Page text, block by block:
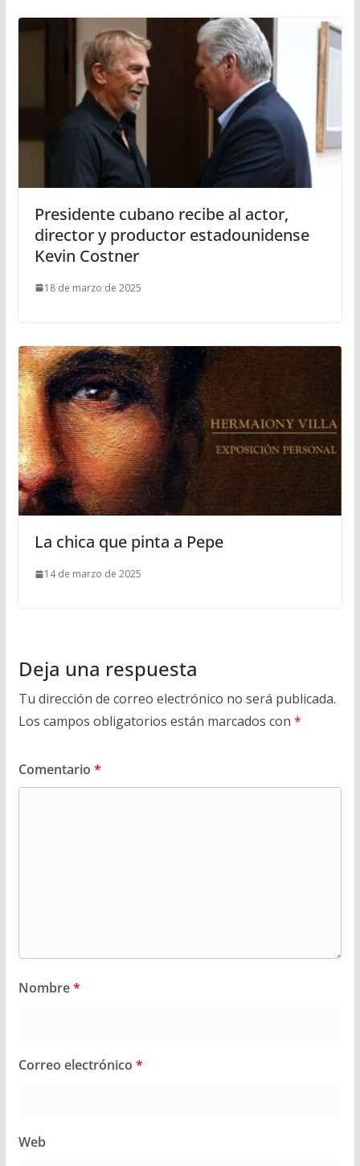
Presidente cubano recibe al actor,
director y productor estadounidense
Kevin Costner
18 de marzo de 2025
La chica que pinta a Pepe
14 de marzo de 2025
Deja una respuesta
Tu dirección de correo electrónico no será publicada.
Los campos obligatorios están marcados con *
Comentario *
Nombre*
Correo electrónico *
Web